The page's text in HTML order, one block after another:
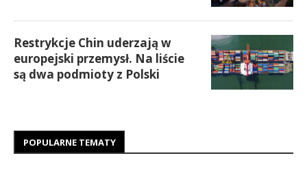
Restrykcje Chin uderzają w
europejski przemysł. Na liście
są dwa podmioty z Polski
POPULARNE TEMATY